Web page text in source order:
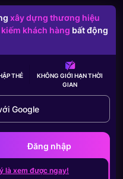
xây dựng thương hiệu
khách hàng bất động
THẺ KHÔNG GIỚI HẠNTHỜI
GIAN
Google
Đăng nhập
là xem được ngay!